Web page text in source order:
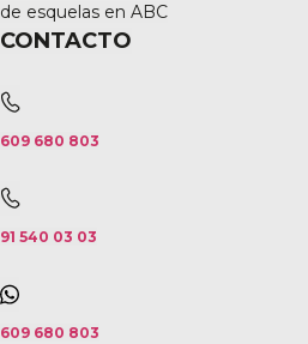
de esquelas en ABC
CONTACTO
609 680 803
91 540 03 03
609 680 803